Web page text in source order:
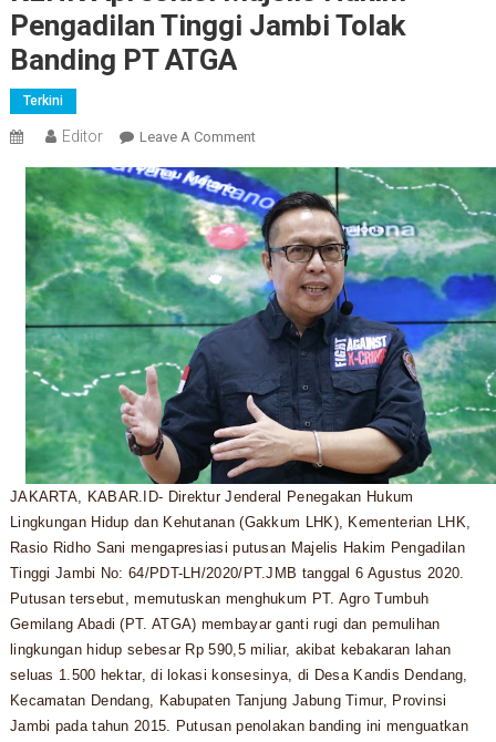
Pengadilan Tinggi Jambi Tolak
Banding PT ATGA
Terkini
Editor Leave A CommentOn
Apresiasi
Majelis
Hakim
Pengadilan
Tinggi
Jambi
Tolak
Banding
PT
ATGA
JAKARTA, KABAR.ID- Direktur Jenderal Penegakan Hukum
Lingkungan Hidup dan Kehutanan (Gakkum LHK), Kementerian LHK,
Rasio Ridho Sani mengapresiasi putusan Majelis Hakim Pengadilan
Tinggi Jambi No: 64/PDT-LH/2020/PT.JMB tanggal 6 Agustus 2020.
Putusan tersebut, memutuskan menghukum PT. Agro Tumbuh
Gemilang Abadi (PT. ATGA) membayar ganti rugi dan pemulihan
lingkungan hidup sebesar Rp 590,5 miliar, akibat kebakaran lahan
seluas 1.500 hektar, di lokasi konsesinya, di Desa Kandis Dendang,
Kecamatan Dendang, Kabupaten Tanjung Jabung Timur, Provinsi
Jambi pada tahun 2015. Putusan penolakan banding ini menguatkan